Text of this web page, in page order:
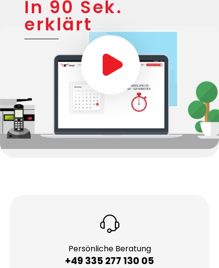
In 90 Sek.
erklärt
Persönliche Beratung
+49 335 277 130 05